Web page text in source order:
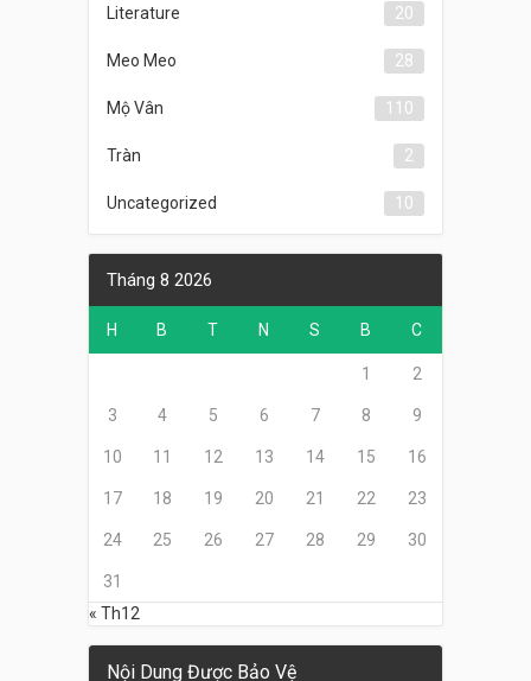
Literature 20
Meo Meo 28
Mộ Vân 110
Tràn 2
Uncategorized 10
Tháng 8 2026
H B T N S B C
1 2
3 4 5 6 7 8 9
10 11 12 13 14 15 16
17 18 19 20 21 22 23
24 25 26 27 28 29 30
31
« Th12
Nội Dung Được Bảo Vệ